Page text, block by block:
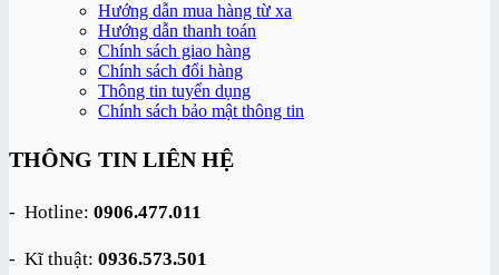
thể
chọn
trên
sản
Hướng dẫn mua hàng từ xa
Hướng dẫn thanh toán
Chính sách giao hàng
Chính sách đổi hàng
Thông tin tuyển dụng
Chính sách bảo mật thông tin
THÔNG TIN LIÊN HỆ
- Hotline: 0906.477.011
- Kĩ thuật: 0936.573.501